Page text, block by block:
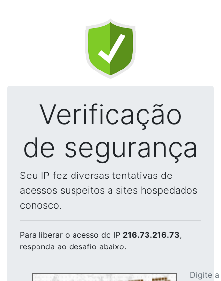
Verificação
de segurança
Seu IP fez diversas tentativas de
acessos suspeitos a sites hospedados
conosco.
Para liberar o acesso do IP 216.73.216.73,
responda ao desafio abaixo.
Digite